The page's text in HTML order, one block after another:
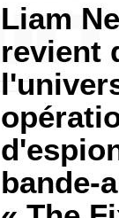
Liam
revient
bande-